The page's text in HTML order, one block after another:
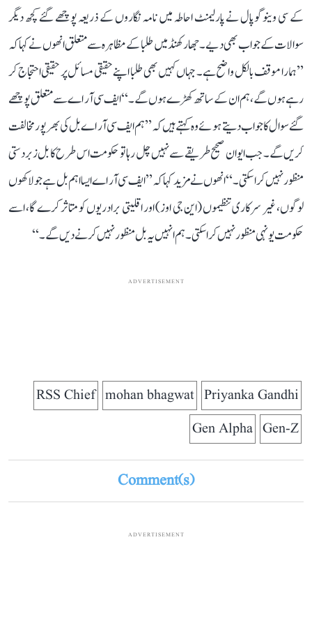
کے سی وینوگوپال نے پارلیمنٹ احاطہ میں نامہ نگاروں کے ذریعہ پوچھے گئے کچھ دیگر
سوالات کے جواب بھی دیے۔ جھارکھنڈ میں طلبا کے مظاہرہ سے متعلق انھوں نے کہا کہ
’’ہمارا موقف بالکل واضح ہے۔ جہاں کہیں بھی طلبا اپنے حقیقی مسائل پر حقیقی احتجاج کر
رہے ہوں گے، ہم ان کے ساتھ کھڑے ہوں گے۔‘‘ ایف سی آر اے سے متعلق پوچھے
گئے سوال کا جواب دیتے ہوئے وہ کہتے ہیں کہ ’’ہم ایف سی آر اے بل کی بھرپور مخالفت
کریں گے۔ جب ایوان صحیح طریقے سے نہیں چل رہا تو حکومت اس طرح کا بل زبردستی
منظور نہیں کرا سکتی۔‘‘ انھوں نے مزید کہا کہ ’’ایف سی آر اے ایسا اہم بل ہے جو لاکھوں
لوگوں، غیر سرکاری تنظیموں (این جی اوز) اور اقلیتی برادریوں کو متاثر کرے گا، اسے
حکومت یونہی منظور نہیں کرا سکتی۔ ہم انہیں یہ بل منظور نہیں کرنے دیں گے۔‘‘
ADVERTISEMENT
Priyanka Gandhi
mohan bhagwat
RSS Chief
Gen-Z
Gen Alpha
Comment(s)
ADVERTISEMENT